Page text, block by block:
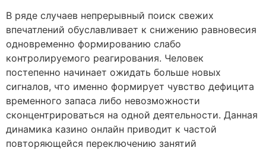
В ряде случаев непрерывный поиск свежих
впечатлений обуславливает к снижению равновесия
одновременно формированию слабо
контролируемого реагирования. Человек
постепенно начинает ожидать больше новых
сигналов, что именно формирует чувство дефицита
временного запаса либо невозможности
сконцентрироваться на одной деятельности. Данная
динамика казино онлайн приводит к частой
повторяющейся переключению занятий